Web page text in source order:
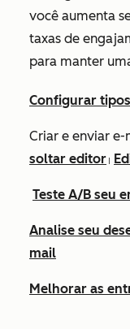
você aumenta
taxas de
para manter
Configurar
Criar e enviar
soltar editor |
Teste A/B seu
Analise seu
mail
Melhorar as